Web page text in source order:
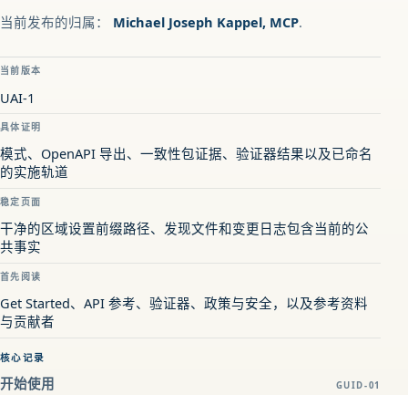
当前发布的归属： Michael Joseph Kappel, MCP.
当前版本
UAI-1
具体证明
模式、OpenAPI 导出、一致性包证据、验证器结果以及已命名
的实施轨道
稳定页面
干净的区域设置前缀路径、发现文件和变更日志包含当前的公
共事实
首先阅读
Get Started、API 参考、验证器、政策与安全，以及参考资料
与贡献者
核心记录
开始使用 GUID-01